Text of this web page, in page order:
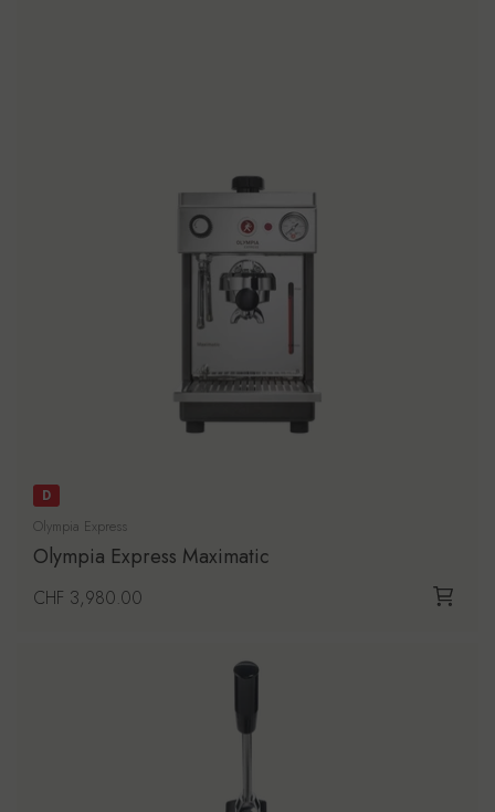
D
Olympia Express
Olympia Express Maximatic
Prezzo di listino
CHF 3,980.00